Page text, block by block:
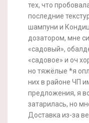
тех, что
последние
шампуни и
дозатором, мне
«садовый»,
«садовое» и оч
но тяжёлые *я
них в районе ЧП
предложения, я
затарилась, но
Доставка из-за